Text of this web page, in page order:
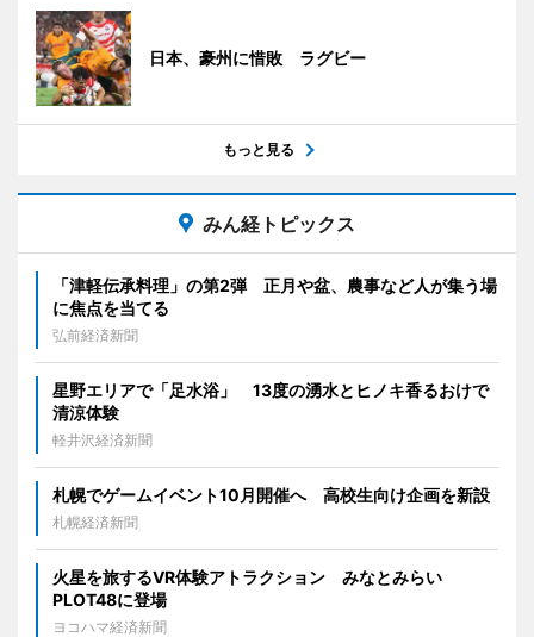
日本、豪州に惜敗 ラグビー
もっと見る
みん経トピックス
「津軽伝承料理」の第2弾 正月や盆、農事など人が集う場
に焦点を当てる
弘前経済新聞
星野エリアで「足水浴」 13度の湧水とヒノキ香るおけで
清涼体験
軽井沢経済新聞
札幌でゲームイベント10月開催へ 高校生向け企画を新設
札幌経済新聞
火星を旅するVR体験アトラクション みなとみらい
PLOT48に登場
ヨコハマ経済新聞